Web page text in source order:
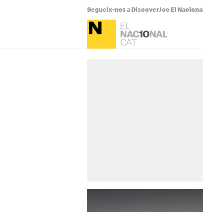
Segueix-nos a DiscoverJoc El Nacional